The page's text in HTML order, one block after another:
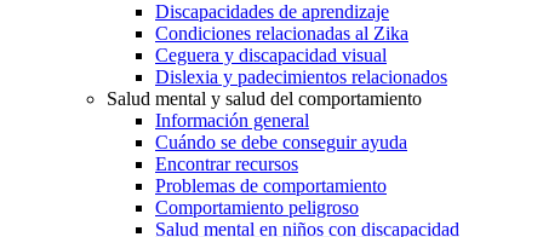
Discapacidades de aprendizaje
Condiciones relacionadas al Zika
Ceguera y discapacidad visual
Dislexia y padecimientos relacionados
Salud mental y salud del comportamiento
Información general
Cuándo se debe conseguir ayuda
Encontrar recursos
Problemas de comportamiento
Comportamiento peligroso
Salud mental en niños con discapacidad